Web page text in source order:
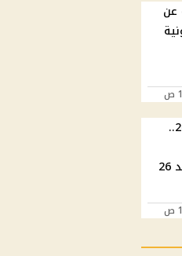
عن
حلوى المولد النبوي 2026..
بالمنافذ قبل موعد المولد 26